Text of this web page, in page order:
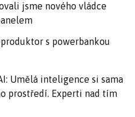
jsme nového vládce
s powerbankou
Umělá inteligence si sama
prostředí. Experti nad tím